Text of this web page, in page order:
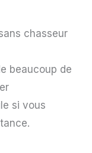
chasseur
beaucoup de
si vous